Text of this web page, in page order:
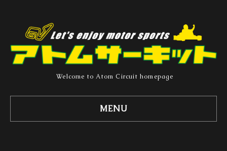
Welcome to Atom Circuit homepage
MENU